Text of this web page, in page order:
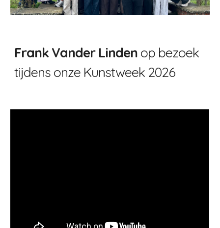
Frank Vander Linden op bezoek
tijdens onze Kunstweek 2026